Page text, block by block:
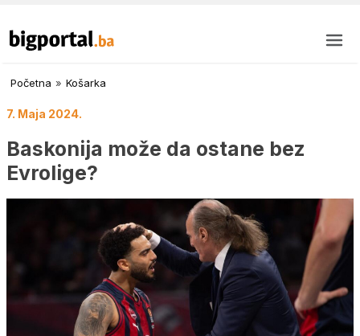
Početna » Košarka
7. Maja 2024.
Baskonija može da ostane bez
Evrolige?